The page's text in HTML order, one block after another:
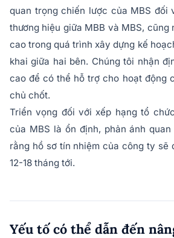
quan trọng chiến lược của MBS đối
thương hiệu giữa MBB và MBS, cũng
cao trong quá trình xây dựng kế
khai giữa hai bên. Chúng tôi nhận
cao để có thể hỗ trợ cho hoạt động
chủ chốt.
Triển vọng đối với xếp hạng tổ
của MBS là ổn định, phản ánh
rằng hồ sơ tín nhiệm của công ty sẽ
12-18 tháng tới.
Yếu tố có thể dẫn đến